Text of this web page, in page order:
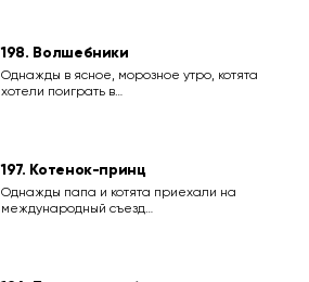
198. Волшебники
Однажды в ясное, морозное утро, котята
хотели поиграть в…
197. Котенок-принц
Однажды папа и котята приехали на
международный съезд…